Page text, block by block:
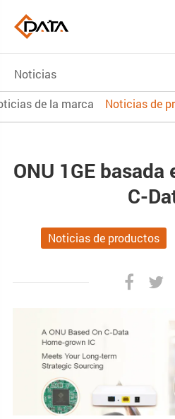
Noticias
de la marca
Noticias de
ONU 1GE
C-
Noticias de productos